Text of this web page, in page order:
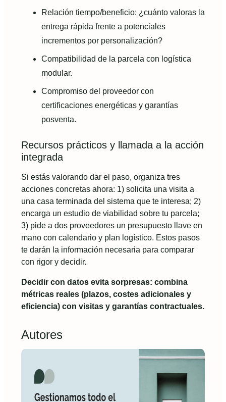
Relación tiempo/beneficio: ¿cuánto valoras la
entrega rápida frente a potenciales
incrementos por personalización?
Compatibilidad de la parcela con logística
modular.
Compromiso del proveedor con
certificaciones energéticas y garantías
posventa.
Recursos prácticos y llamada a la acción
integrada
Si estás valorando dar el paso, organiza tres
acciones concretas ahora: 1) solicita una visita a
una casa terminada del sistema que te interesa; 2)
encarga un estudio de viabilidad sobre tu parcela;
3) pide a dos proveedores un presupuesto llave en
mano con calendario y plan logístico. Estos pasos
te darán la información necesaria para comparar
con rigor y decidir.
Decidir con datos evita sorpresas: combina
métricas reales (plazos, costes adicionales y
eficiencia) con visitas y garantías contractuales.
Autores